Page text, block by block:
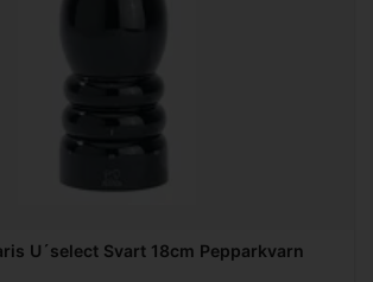
U´select Svart 18cm Pepparkvarn